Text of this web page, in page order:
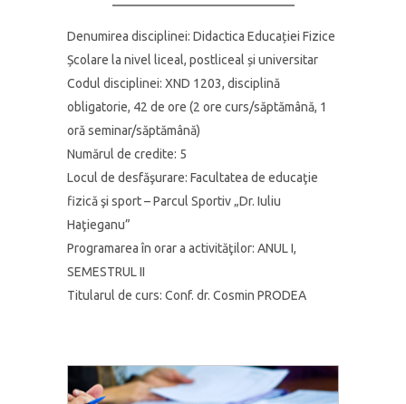
Denumirea disciplinei: Didactica Educației Fizice
Școlare la nivel liceal, postliceal și universitar
Codul disciplinei: XND 1203, disciplină
obligatorie, 42 de ore (2 ore curs/săptămână, 1
oră seminar/săptămână)
Numărul de credite: 5
Locul de desfăşurare: Facultatea de educaţie
fizică şi sport – Parcul Sportiv „Dr. Iuliu
Haţieganu”
Programarea în orar a activităţilor: ANUL I,
SEMESTRUL II
Titularul de curs: Conf. dr. Cosmin PRODEA